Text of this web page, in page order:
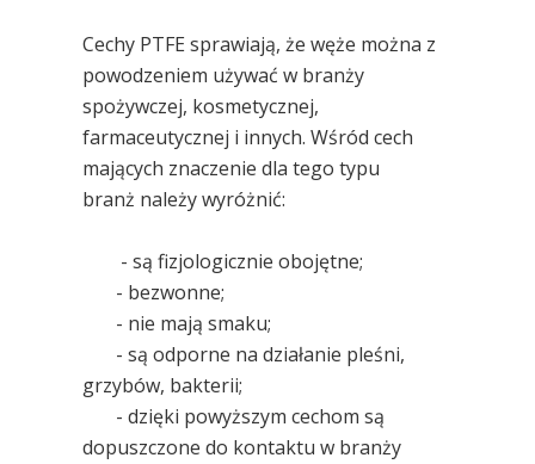
Cechy PTFE sprawiają, że węże można z
powodzeniem używać w branży
spożywczej, kosmetycznej,
farmaceutycznej i innych. Wśród cech
mających znaczenie dla tego typu
branż należy wyróżnić:
- są fizjologicznie obojętne;
- bezwonne;
- nie mają smaku;
- są odporne na działanie pleśni,
grzybów, bakterii;
- dzięki powyższym cechom są
dopuszczone do kontaktu w branży